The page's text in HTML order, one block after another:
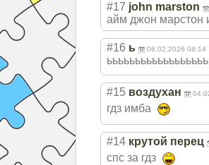
#17 john marston
айм джон марстон
#16 ь 06.02.2026 08:14
ььььььььььььььь
#15 воздухан
гдз имба
#14 крутой перец
спс за гдз